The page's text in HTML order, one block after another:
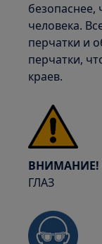
человека.
перчатки и
перчатки,
краев.
ВНИМАНИЕ!
ГЛАЗ